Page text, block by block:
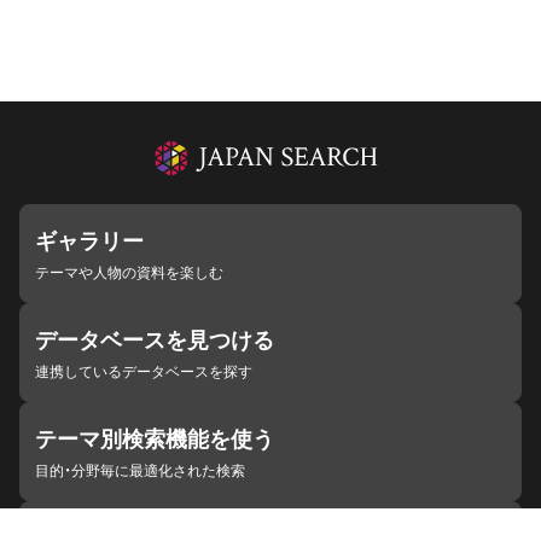
ギャラリー
テーマや人物の資料を楽しむ
データベースを見つける
連携しているデータベースを探す
テーマ別検索機能を使う
目的・分野毎に最適化された検索